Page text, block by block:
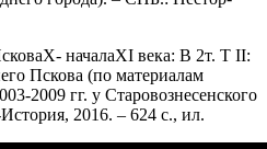
началаXI века: В 2т. Т II:
Пскова (по материалам
2009 гг. у Старовознесенского
2016. – 624 с., ил.